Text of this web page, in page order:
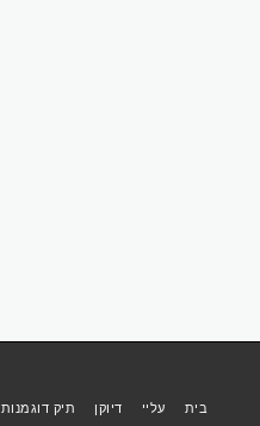
בית עליי דיוקן תיק דוגמנות